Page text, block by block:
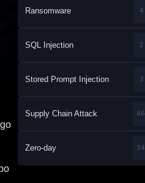
Ransomware 4
SQL Injection 2
Stored Prompt Injection 3
Supply Chain Attack 46
Zero-day 34